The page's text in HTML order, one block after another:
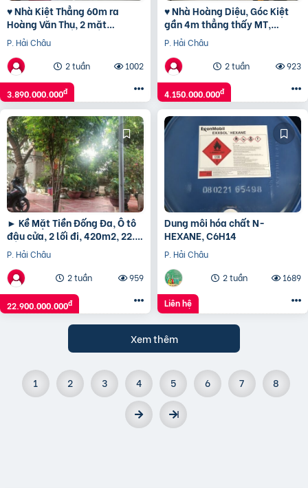
♥ Nhà Kiệt Thẳng 60m ra
Hoàng Văn Thụ, 2 mặt
thoáng, 68m2, ngang hơn 5m,
gác đúc, 3.xx tỷ
P. Hải Châu
2 tuần
1002
3.890.000.000đ
♥ Nhà Hoàng Diệu, Góc Kiệt
gần 4m thẳng thấy MT,
54m2, KD Tốt, 4.15 tỷ TL
P. Hải Châu
2 tuần
923
4.150.000.000đ
► Kề Mặt Tiền Đống Đa, Ô tô
đậu cửa, 2 lối đi, 420m2, 22.9
tỷ, ~55tr/m2
P. Hải Châu
2 tuần
959
22.900.000.000đ
Dung môi hóa chất N-
HEXANE, C6H14
P. Hải Châu
2 tuần
1689
Liên hệ
Xem thêm
1 2 3 4 5 6 7 8